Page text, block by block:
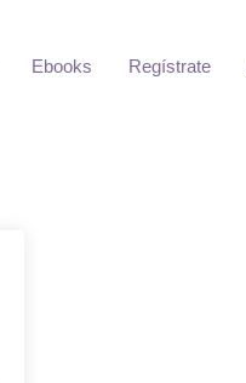
Ebooks Regístrate